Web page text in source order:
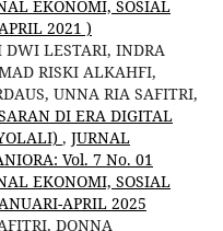
EKONOMI, SOSIAL
2021 )
LESTARI, INDRA
RISKI ALKAHFI,
UNNA RIA SAFITRI,
DI ERA DIGITAL
, JURNAL
Vol. 7 No. 01
EKONOMI, SOSIAL
APRIL 2025
DONNA